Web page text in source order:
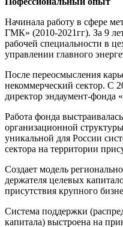
Начинала работу в сфере
ГМК» (2010-2021гг). За 9
рабочей специальности в
управлении главного
После переосмысления
некоммерческий сектор. С
директор эндаумент-фонда
Работа фонда
организационной
уникальной для России
сектора на территории
Создает модель
держателя целевых
присутствия крупного
Система поддержки
капитала) выстроена на